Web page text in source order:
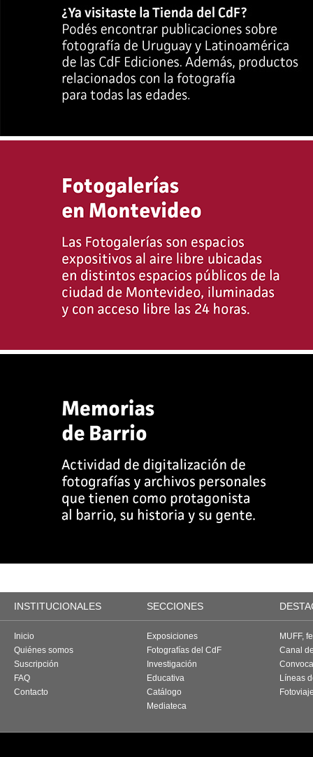
INSTITUCIONALES SECCIONES
Inicio
Quiénes somos
Suscripción
FAQ
Contacto
Exposiciones
Fotografías del CdF
Investigación
Educativa
Catálogo
Mediateca
MUFF,
Canal
Líneas